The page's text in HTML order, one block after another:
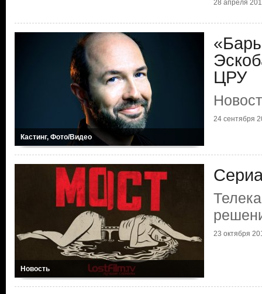
28 апреля
Кастинг, Фото/Видео
ЦРУ
24 сентября
Новость
23 октября